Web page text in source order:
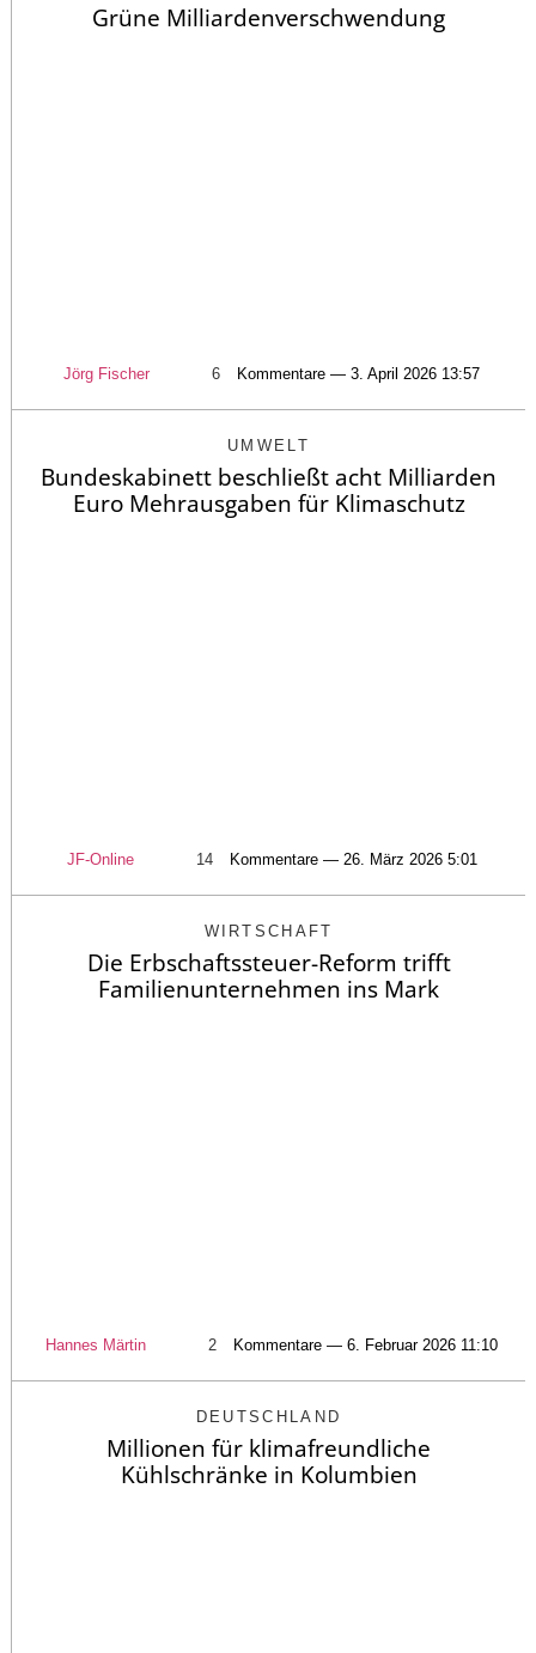
Grüne Milliardenverschwendung
Jörg Fischer 6 Kommentare — 3. April 2026 13:57
UMWELT
Bundeskabinett beschließt acht Milliarden
Euro Mehrausgaben für Klimaschutz
JF-Online 14 Kommentare — 26. März 2026 5:01
WIRTSCHAFT
Die Erbschaftssteuer-Reform trifft
Familienunternehmen ins Mark
Hannes Märtin 2 Kommentare — 6. Februar 2026 11:10
DEUTSCHLAND
Millionen für klimafreundliche
Kühlschränke in Kolumbien